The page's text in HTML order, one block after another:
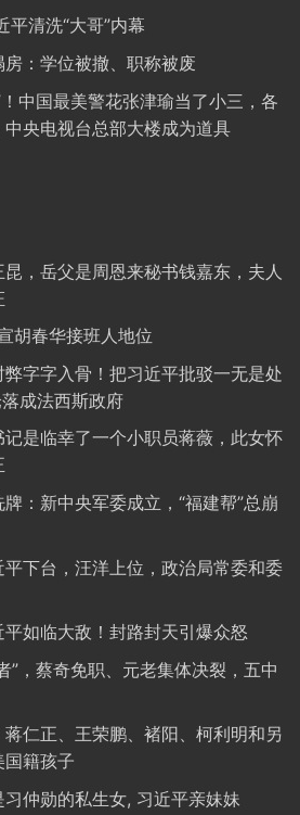
清洗“大哥”内幕
：学位被撤、职称被废
中国最美警花张津瑜当了小三，各
央电视台总部大楼成为道具
，岳父是周恩来秘书钱嘉东，夫人
胡春华接班人地位
字字入骨！把习近平批驳一无是处
成法西斯政府
是临幸了一个小职员蒋薇，此女怀
：新中央军委成立，“福建帮”总崩
下台，汪洋上位，政治局常委和委
如临大敌！封路封天引爆众怒
”，蔡奇免职、元老集体决裂，五中
仁正、王荣鹏、褚阳、柯利明和另
籍孩子
仲勋的私生女, 习近平亲妹妹